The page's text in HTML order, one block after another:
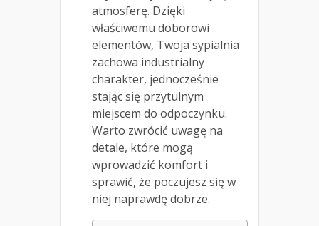
atmosferę. Dzięki
właściwemu doborowi
elementów, Twoja sypialnia
zachowa industrialny
charakter, jednocześnie
stając się przytulnym
miejscem do odpoczynku.
Warto zwrócić uwagę na
detale, które mogą
wprowadzić komfort i
sprawić, że poczujesz się w
niej naprawdę dobrze.